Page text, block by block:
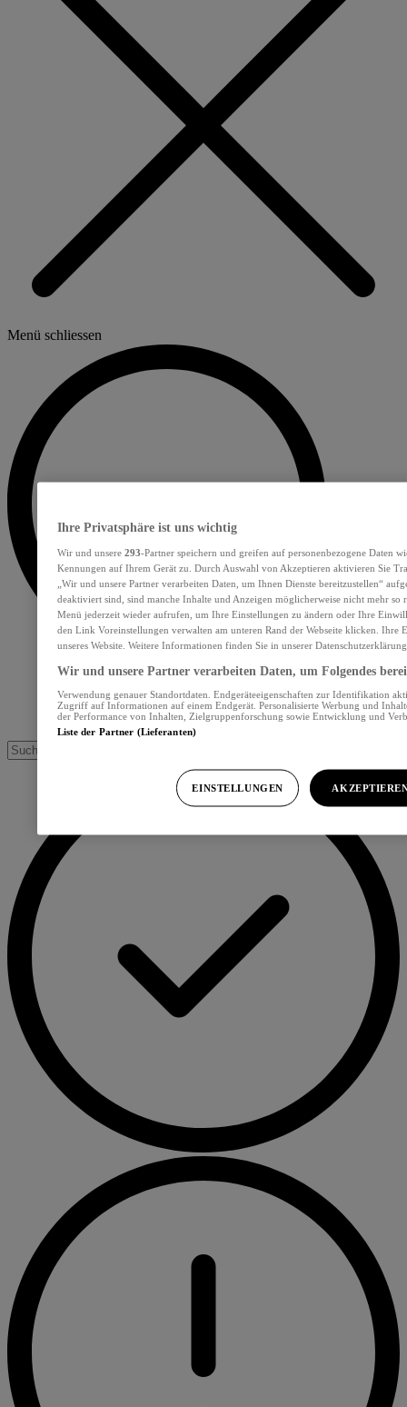
Menü schliessen
Ihre Privatsphäre ist uns wichtig
Wir und unsere 293-Partner speichern und greifen auf personenbezogene Daten
Kennungen auf Ihrem Gerät zu. Durch Auswahl von Akzeptieren aktivieren Sie
„Wir und unsere Partner verarbeiten Daten, um Ihnen Dienste bereitzustellen“
deaktiviert sind, sind manche Inhalte und Anzeigen möglicherweise nicht mehr so
Menü jederzeit wieder aufrufen, um Ihre Einstellungen zu ändern oder Ihre
den Link Voreinstellungen verwalten am unteren Rand der Webseite klicken. Ihre
unseres Website. Weitere Informationen finden Sie in unserer
Wir und unsere Partner verarbeiten Daten, um Folgendes
Verwendung genauer Standortdaten. Endgeräteeigenschaften zur Identifikation
Zugriff auf Informationen auf einem Endgerät. Personalisierte Werbung und
der Performance von Inhalten, Zielgruppenforschung sowie Entwicklung und
Liste der Partner (Lieferanten)
EINSTELLUNGEN